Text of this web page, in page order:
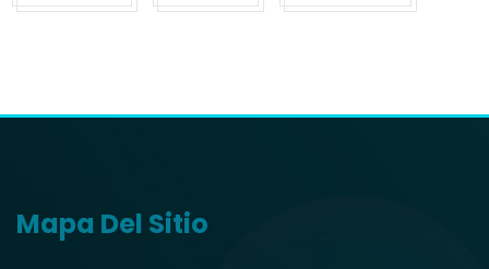
Mapa Del Sitio